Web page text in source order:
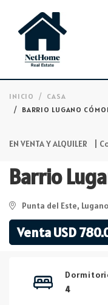
INICIO
CASA
BARRIO LUGANO
EN VENTA Y ALQUILER |
Punta del Este, Lugano
Venta USD
4